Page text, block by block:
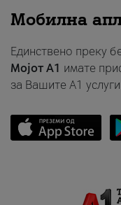
Мобилна
Единствено преку
Мојот A1 имате
за Вашите A1